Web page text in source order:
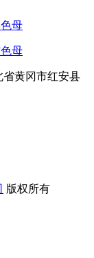
母
母
省黄冈市红安县
版权所有